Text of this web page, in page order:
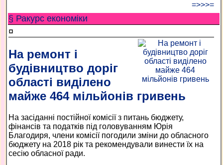
=>>>=
§ Ракурс економiки
¤
На ремонт і
будівництво доріг
області виділено
майже 464 мільйонів гривень
На засіданні постійної комісії з питань бюджету,
фінансів та податків під головуванням Юрія
Благодиря, члени комісії погодили зміни до обласного
бюджету на 2018 рік та рекомендували винести їх на
сесію обласної ради.